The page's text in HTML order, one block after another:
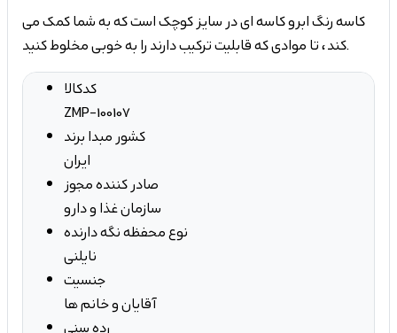
کند، تا موادی که قابلیت ترکیب دارند را به خوبی مخلوط کنید.
کدکالا
ZMP-100107
کشور مبدا برند
ایران
صادر کننده مجوز
سازمان غذا و دارو
نوع محفظه نگه دارنده
نایلنی
جنسیت
آقایان و خانم ها